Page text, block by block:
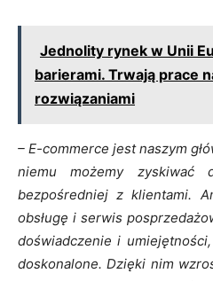
Jednolity rynek w Unii
barierami. Trwają prace
rozwiązaniami
– E-commerce jest naszym
niemu możemy zyskiwać
bezpośredniej z klientami.
obsługę i serwis
doświadczenie i
doskonalone. Dzięki nim